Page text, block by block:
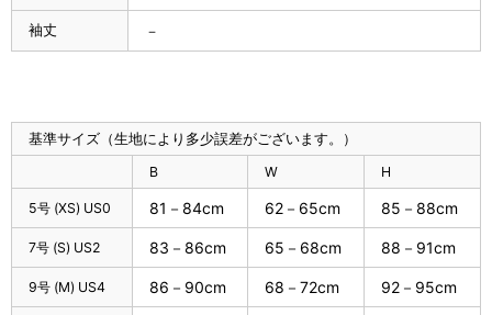
袖丈 －
基準サイズ（生地により多少誤差がございます。）
B W H
5号 (XS) US0 81－84cm 62－65cm 85－88cm
7号 (S) US2 83－86cm 65－68cm 88－91cm
9号 (M) US4 86－90cm 68－72cm 92－95cm